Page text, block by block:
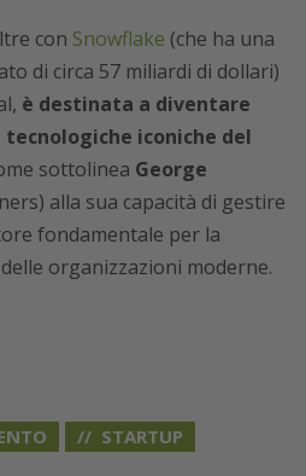
con Snowflake (che ha una
di circa 57 miliardi di dollari)
è destinata a diventare
iconiche del
sottolinea George
alla sua capacità di gestire
fondamentale per la
organizzazioni moderne.
STARTUP